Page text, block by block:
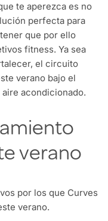
te aperezca es no
perfecta para
que por ello
fitness. Ya sea
el circuito
verano bajo el
acondicionado.
verano
por los que Curves
verano.